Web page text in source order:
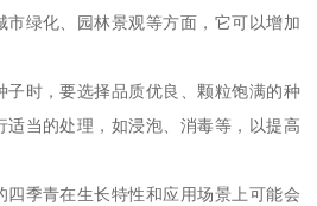
市绿化、园林景观等方面，它可以增加
子时，要选择品质优良、颗粒饱满的种
适当的处理，如浸泡、消毒等，以提高
四季青在生长特性和应用场景上可能会